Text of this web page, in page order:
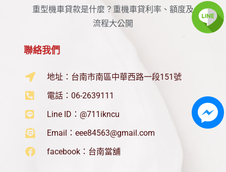
重型機車貸款是什麼？重機車貸利率、額度及
流程大公開
聯絡我們
地址：台南市南區中華西路一段151號
電話：06-2639111
Line ID：@711ikncu
Email： eee84563@gmail.com
facebook：台南當舖